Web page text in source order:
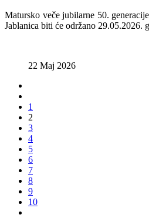
Matursko veče jubilarne 50.
Jablanica biti će održano 29.05.2026.
22 Maj 2026
1
2
3
4
5
6
7
8
9
10